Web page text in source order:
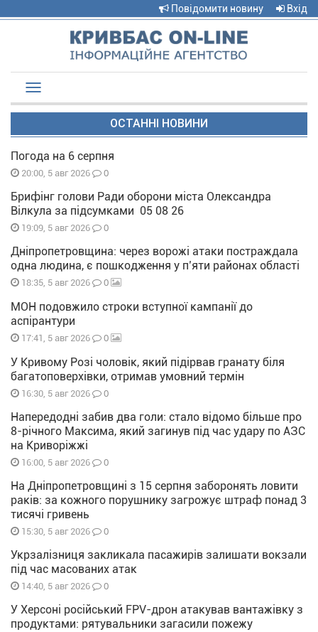
Повідомити новину Вхід
navigation
ОСТАННІ НОВИНИ
Погода на 6 серпня
20:00, 5 авг 2026 0
Брифінг голови Ради оборони міста Олександра
Вілкула за підсумками 05 08 26
19:09, 5 авг 2026 0
Дніпропетровщина: через ворожі атаки постраждала
одна людина, є пошкодження у п’яти районах області
18:35, 5 авг 2026 0
МОН подовжило строки вступної кампанії до
аспірантури
17:41, 5 авг 2026 0
У Кривому Розі чоловік, який підірвав гранату біля
багатоповерхівки, отримав умовний термін
16:30, 5 авг 2026 0
Напередодні забив два голи: стало відомо більше про
8-річного Максима, який загинув під час удару по АЗС
на Криворіжжі
16:00, 5 авг 2026 0
На Дніпропетровщині з 15 серпня заборонять ловити
раків: за кожного порушнику загрожує штраф понад 3
тисячі гривень
15:30, 5 авг 2026 0
Укрзалізниця закликала пасажирів залишати вокзали
під час масованих атак
14:40, 5 авг 2026 0
У Херсоні російський FPV-дрон атакував вантажівку з
продуктами: рятувальники загасили пожежу